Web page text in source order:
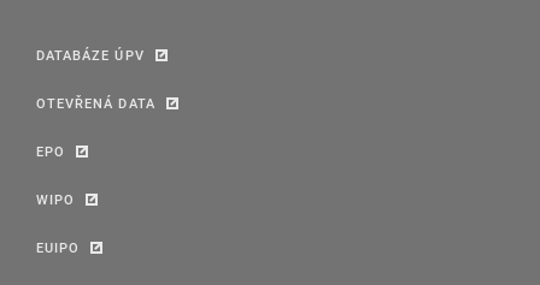
DATABÁZE ÚPV
OTEVŘENÁ DATA
EPO
WIPO
EUIPO